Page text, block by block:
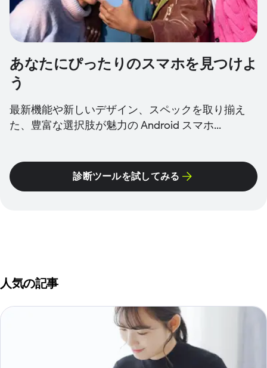
あなたにぴったりのスマホを見つけよ
う
最新機能や新しいデザイン、スペックを取り揃え
た、豊富な選択肢が魅力の Android スマホ...
診断ツールを試してみる
人気の記事